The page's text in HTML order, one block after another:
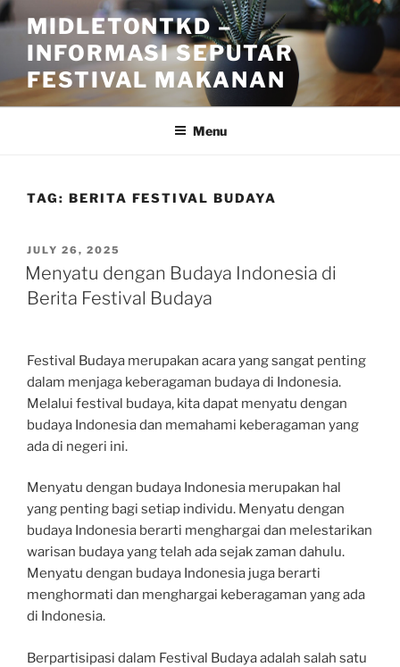
Skip
to
content
MIDLETONTKD –
INFORMASI SEPUTAR
FESTIVAL MAKANAN
Menu
TAG: BERITA FESTIVAL BUDAYA
POSTED
ON
JULY 26, 2025
Menyatu dengan Budaya Indonesia di
Berita Festival Budaya
Festival Budaya merupakan acara yang sangat penting
dalam menjaga keberagaman budaya di Indonesia.
Melalui festival budaya, kita dapat menyatu dengan
budaya Indonesia dan memahami keberagaman yang
ada di negeri ini.
Menyatu dengan budaya Indonesia merupakan hal
yang penting bagi setiap individu. Menyatu dengan
budaya Indonesia berarti menghargai dan melestarikan
warisan budaya yang telah ada sejak zaman dahulu.
Menyatu dengan budaya Indonesia juga berarti
menghormati dan menghargai keberagaman yang ada
di Indonesia.
Berpartisipasi dalam Festival Budaya adalah salah satu